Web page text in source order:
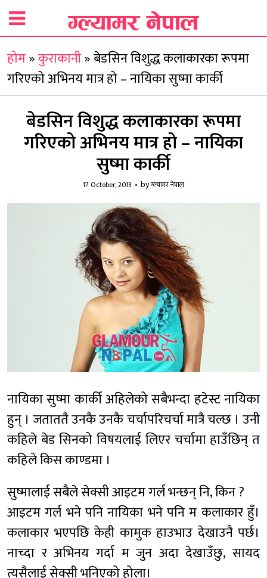
होम»कुराकानी»बेडसिन विशुद्ध कलाकारका रूपमा
गरिएको अभिनय मात्र हो – नायिका सुष्मा कार्की
बेडसिन विशुद्ध कलाकारका रूपमा
गरिएको अभिनय मात्र हो – नायिका
सुष्मा कार्की
17 October, 2013 byग्ल्यामर नेपाल
नायिका सुष्मा कार्की अहिलेको सबैभन्दा हटेस्ट नायिका
हुन् । जताततै उनकै उनकै चर्चापरिचर्चा मात्रै चल्छ । उनी
कहिले बेड सिनको विषयलाई लिएर चर्चामा हाउँछिन् त
कहिले किस काण्डमा ।
सुष्मालाई सबैले सेक्सी आइटम गर्ल भन्छन् नि, किन ?
आइटम गर्ल भने पनि नायिका भने पनि म कलाकार हुँ।
कलाकार भएपछि केही कामुक हाउभाउ देखाउनै पर्छ।
नाच्दा र अभिनय गर्दा म जुन अदा देखाउँछु, सायद
त्यसैलाई सेक्सी भनिएको होला।